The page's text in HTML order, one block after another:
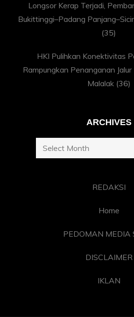
Longsor Kerap Terjadi,
Bukittinggi–Padang
(35)
HKI Pulihkan Konektivitas
Rampungkan Penanganan
Malalak (36)
ARCHIVES
Archives
REDAKSI
Home
PEDOMAN MEDIA
DISCLAIMER
IKLAN